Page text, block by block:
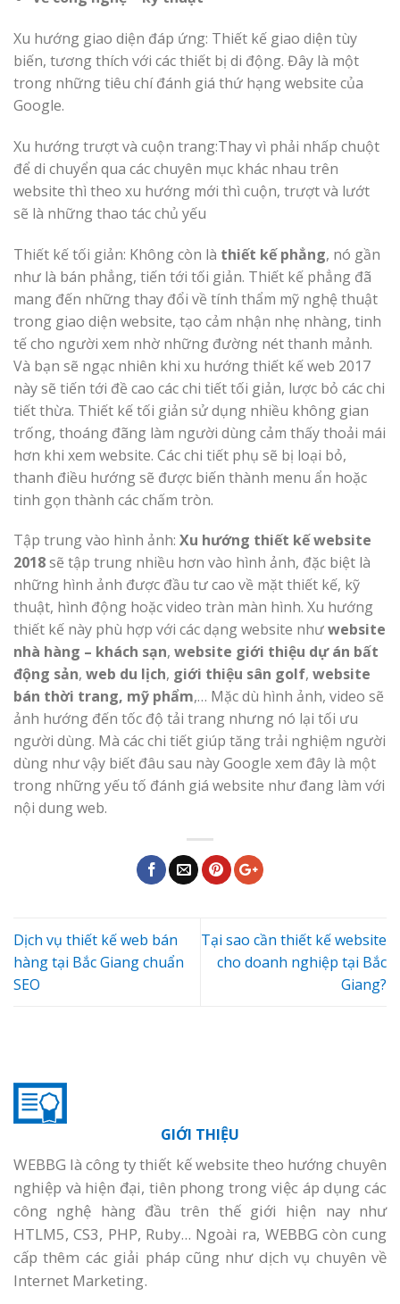
Xu hướng giao diện đáp ứng: Thiết kế giao diện tùy
biến, tương thích với các thiết bị di động. Đây là một
trong những tiêu chí đánh giá thứ hạng website của
Google.
Xu hướng trượt và cuộn trang:Thay vì phải nhấp chuột
để di chuyển qua các chuyên mục khác nhau trên
website thì theo xu hướng mới thì cuộn, trượt và lướt
sẽ là những thao tác chủ yếu
Thiết kế tối giản: Không còn là thiết kế phẳng, nó gần
như là bán phẳng, tiến tới tối giản. Thiết kế phẳng đã
mang đến những thay đổi về tính thẩm mỹ nghệ thuật
trong giao diện website, tạo cảm nhận nhẹ nhàng, tinh
tế cho người xem nhờ những đường nét thanh mảnh.
Và bạn sẽ ngạc nhiên khi xu hướng thiết kế web 2017
này sẽ tiến tới đề cao các chi tiết tối giản, lược bỏ các chi
tiết thừa. Thiết kế tối giản sử dụng nhiều không gian
trống, thoáng đãng làm người dùng cảm thấy thoải mái
hơn khi xem website. Các chi tiết phụ sẽ bị loại bỏ,
thanh điều hướng sẽ được biến thành menu ẩn hoặc
tinh gọn thành các chấm tròn.
Tập trung vào hình ảnh: Xu hướng thiết kế website
2018sẽ tập trung nhiều hơn vào hình ảnh, đặc biệt là
những hình ảnh được đầu tư cao về mặt thiết kế, kỹ
thuật, hình động hoặc video tràn màn hình. Xu hướng
thiết kế này phù hợp với các dạng website nhưwebsite
nhà hàng – khách sạn, website giới thiệu dự án bất
động sản, web du lịch, giới thiệu sân golf, website
bán thời trang, mỹ phẩm,… Mặc dù hình ảnh, video sẽ
ảnh hướng đến tốc độ tải trang nhưng nó lại tối ưu
người dùng. Mà các chi tiết giúp tăng trải nghiệm người
dùng như vậy biết đâu sau này Google xem đây là một
trong những yếu tố đánh giá website như đang làm với
nội dung web.
Dịch vụ thiết kế web bán
hàng tại Bắc Giang chuẩn
SEO
Tại sao cần thiết kế website
cho doanh nghiệp tại Bắc
Giang?
GIỚI THIỆU
WEBBG là công ty thiết kế website theo hướng chuyên
nghiệp và hiện đại, tiên phong trong việc áp dụng các
công nghệ hàng đầu trên thế giới hiện nay như
HTLM5, CS3, PHP, Ruby... Ngoài ra, WEBBG còn cung
cấp thêm các giải pháp cũng như dịch vụ chuyên về
Internet Marketing.